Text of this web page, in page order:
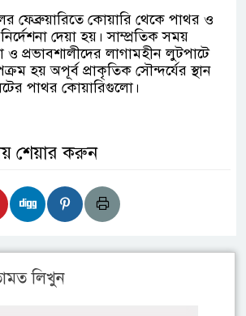
ফেব্রুয়ারিতে কোয়ারি থেকে পাথর ও
দেয়া হয়। সাম্প্রতিক সময়
ও প্রভাবশালীদের লাগামহীন লুটপাটে
হয় অপূর্ব প্রাকৃতিক সৌন্দর্যের স্থান
পাথর কোয়ারিগুলো।
শেয়ার করুন
লিখুন